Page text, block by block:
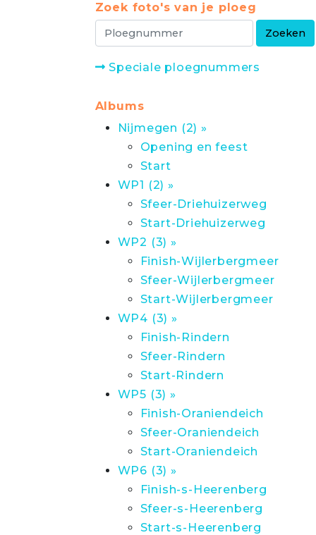
Zoek foto's van je ploeg
Speciale ploegnummers
Albums
Nijmegen (2) »
Opening en feest
Start
WP1 (2) »
Sfeer-Driehuizerweg
Start-Driehuizerweg
WP2 (3) »
Finish-Wijlerbergmeer
Sfeer-Wijlerbergmeer
Start-Wijlerbergmeer
WP4 (3) »
Finish-Rindern
Sfeer-Rindern
Start-Rindern
WP5 (3) »
Finish-Oraniendeich
Sfeer-Oraniendeich
Start-Oraniendeich
WP6 (3) »
Finish-s-Heerenberg
Sfeer-s-Heerenberg
Start-s-Heerenberg